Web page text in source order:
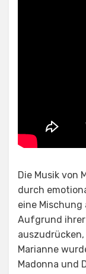
Die Musik von
durch
eine Mischung
Aufgrund ihrer
auszudrücken,
Marianne
Madonna und